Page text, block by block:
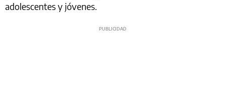
adolescentes y jóvenes.